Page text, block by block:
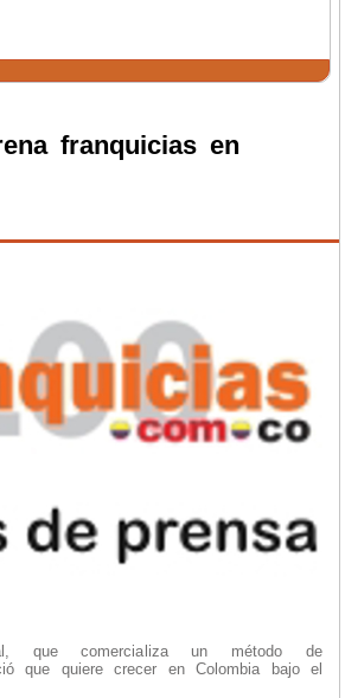
franquicias en
que comercializa un método de
que quiere crecer en Colombia bajo el